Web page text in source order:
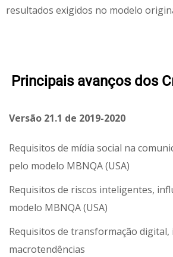
resultados exigidos no modelo
Principais avanços dos
Versão 21.1 de 2019-2020
Requisitos de mídia social na
pelo modelo MBNQA (USA)
Requisitos de riscos inteligentes,
modelo MBNQA (USA)
Requisitos de transformação digital,
macrotendências